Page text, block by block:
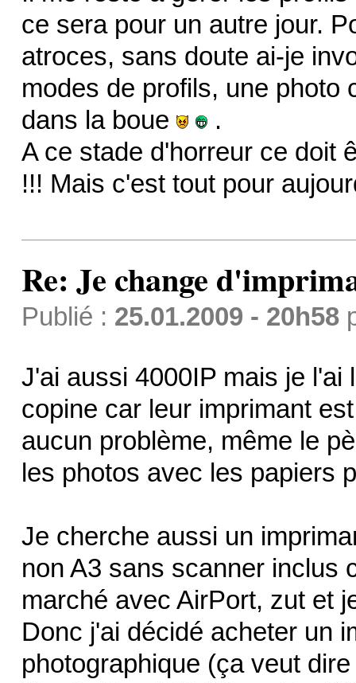
ce sera pour un autre jour.
atroces, sans doute ai-je
modes de profils, une photo
dans la boue
.
A ce stade d'horreur ce doit
!!! Mais c'est tout pour
Re: Je change
Publié : 25.01.2009 - 20h58
J'ai aussi 4000IP mais je
copine car leur imprimant
aucun problème, même le
les photos avec les papiers
Je cherche aussi un
non A3 sans scanner inclus
marché avec AirPort, zut et
Donc j'ai décidé acheter un
photographique (ça veut